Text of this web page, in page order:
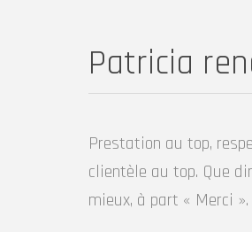
Patricia
Prestation au top,
clientèle au top. Que
mieux, à part « Merci ».